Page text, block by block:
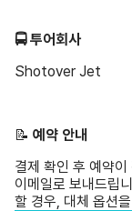
🚍 투어회사
Shotover Jet
📝 ️ 예약 안내
결제 확인 후 예약
이메일로 보내드립
할 경우, 대체 옵션